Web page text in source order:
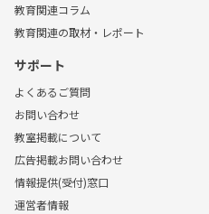
教育関連コラム
教育関連の取材・レポート
サポート
よくあるご質問
お問い合わせ
教室掲載について
広告掲載お問い合わせ
情報提供(受付)窓口
運営者情報